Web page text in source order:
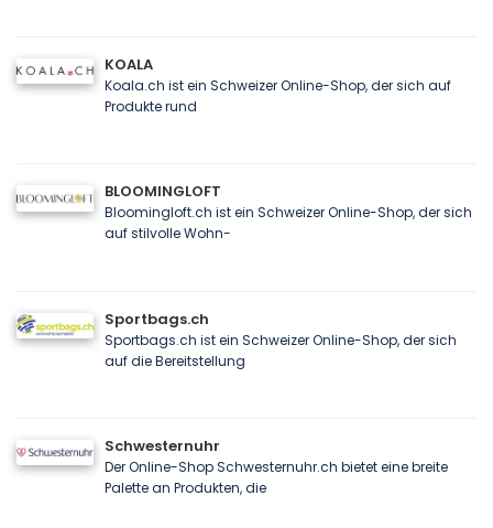
KOALA
Koala.ch ist ein Schweizer Online-Shop, der sich auf
Produkte rund
BLOOMINGLOFT
Bloomingloft.ch ist ein Schweizer Online-Shop, der sich
auf stilvolle Wohn-
Sportbags.ch
Sportbags.ch ist ein Schweizer Online-Shop, der sich
auf die Bereitstellung
Schwesternuhr
Der Online-Shop Schwesternuhr.ch bietet eine breite
Palette an Produkten, die